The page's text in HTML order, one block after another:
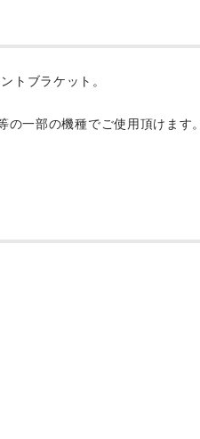
トブラケット。
一部の機種でご使用頂けます。